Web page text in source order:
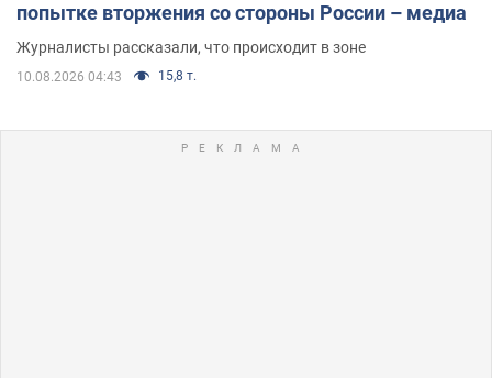
попытке вторжения со стороны России – медиа
Журналисты рассказали, что происходит в зоне
10.08.2026 04:43 15,8 т.